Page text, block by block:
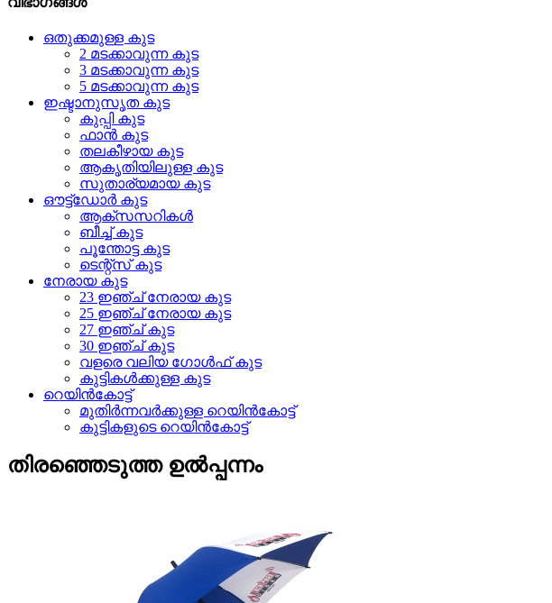
ഒതുക്കമുള്ള കുട
2 മടക്കാവുന്ന കുട
3 മടക്കാവുന്ന കുട
5 മടക്കാവുന്ന കുട
ഇഷ്ടാനുസൃത കുട
കുപ്പി കുട
ഫാൻ കുട
തലകീഴായ കുട
ആകൃതിയിലുള്ള കുട
സുതാര്യമായ കുട
ഔട്ട്ഡോർ കുട
ആക്‌സസറികൾ
ബീച്ച് കുട
പൂന്തോട്ട കുട
ടെന്റ്സ് കുട
നേരായ കുട
23 ഇഞ്ച് നേരായ കുട
25 ഇഞ്ച് നേരായ കുട
27 ഇഞ്ച് കുട
30 ഇഞ്ച് കുട
വളരെ വലിയ ഗോൾഫ് കുട
കുട്ടികൾക്കുള്ള കുട
റെയിൻകോട്ട്
മുതിർന്നവർക്കുള്ള റെയിൻകോട്ട്
കുട്ടികളുടെ റെയിൻകോട്ട്
തിരഞ്ഞെടുത്ത ഉൽപ്പന്നം